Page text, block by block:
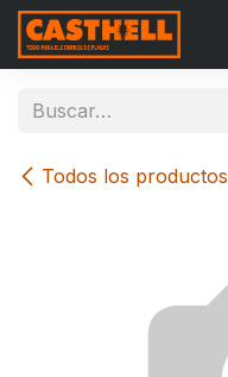
Ir al contenido
Todos los productos